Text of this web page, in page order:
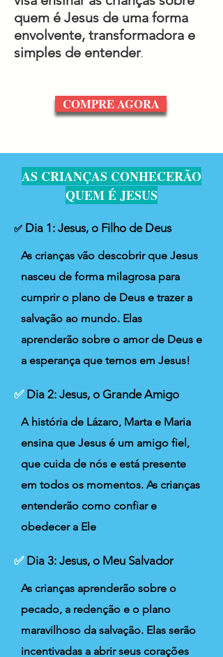
quem é Jesus de uma forma
envolvente, transformadora e
simples de entender.
COMPRE AGORA
AS CRIANÇAS CONHECERÃO
QUEM É JESUS
✅ Dia 1: Jesus, o Filho de Deus
As crianças vão descobrir que Jesus
nasceu de forma milagrosa para
cumprir o plano de Deus e trazer a
salvação ao mundo. Elas
aprenderão sobre o amor de Deus e
a esperança que temos em Jesus!
✅Dia 2: Jesus, o Grande Amigo
A história de Lázaro, Marta e Maria
ensina que Jesus é um amigo fiel,
que cuida de nós e está presente
em todos os momentos. As crianças
entenderão como confiar e
obedecer a Ele
✅ Dia 3: Jesus, o Meu Salvador
As crianças aprenderão sobre o
pecado, a redenção e o plano
maravilhoso da salvação. Elas serão
incentivadas a abrir seus corações